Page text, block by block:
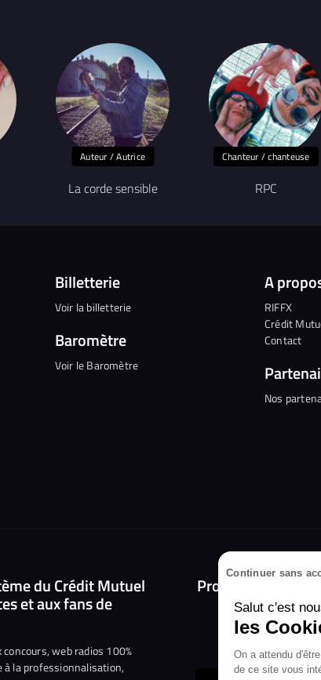
Continuer sans
Salut c'est
les
On a attendu
de ce site vous
Auteur / Autrice
La corde sensible
Chanteur / chanteuse
RPC
Billetterie
Voir la billetterie
Baromètre
Voir le Baromètre
A
RIFFX
Crédit
Contact
Nos
du Crédit Mutuel
et aux fans de
web radios 100%
à la professionnalisation,
Prolongez